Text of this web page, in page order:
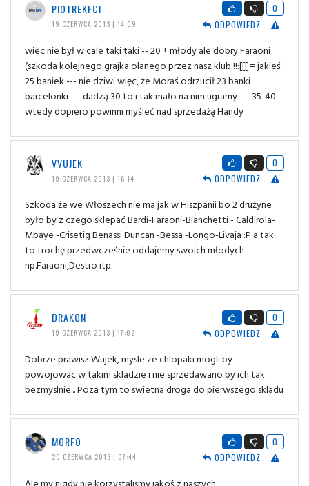
PIOTREKFCI
19 CZERWCA 2013 | 14:09
0
ODPOWIEDZ
wiec nie był w cale taki taki -- 20 + młody ale dobry Faraoni
(szkoda kolejnego grajka olanego przez nasz klub !!:[[[ = jakieś
25 baniek --- nie dziwi więc, że Moraś odrzucił 23 banki
barcelonki --- dadzą 30 to i tak mało na nim ugramy --- 35-40
wtedy dopiero powinni myśleć nad sprzedażą Handy
VVUJEK
19 CZERWCA 2013 | 16:14
0
ODPOWIEDZ
Szkoda że we Włoszech nie ma jak w Hiszpanii bo 2 drużyne
było by z czego sklepać Bardi-Faraoni-Bianchetti - Caldirola-
Mbaye -Crisetig Benassi Duncan -Bessa -Longo-Livaja :P a tak
to trochę przedwcześnie oddajemy swoich młodych
np.Faraoni,Destro itp.
DRAKON
19 CZERWCA 2013 | 17:02
0
ODPOWIEDZ
Dobrze prawisz Wujek, mysle ze chlopaki mogli by
powojowac w takim skladzie i nie sprzedawano by ich tak
bezmyslnie... Poza tym to swietna droga do pierwszego skladu
MORFO
20 CZERWCA 2013 | 07:44
0
ODPOWIEDZ